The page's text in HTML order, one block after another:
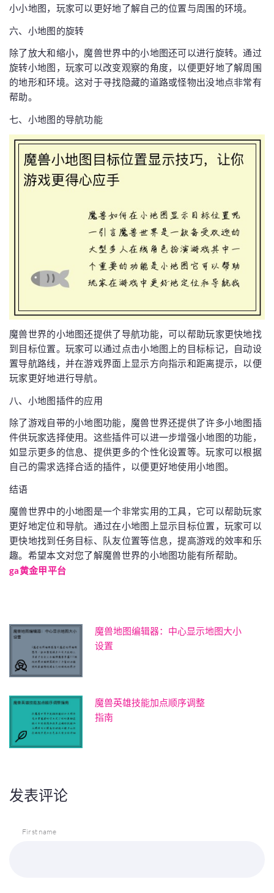
小小地图，玩家可以更好地了解自己的位置与周围的环境。
六、小地图的旋转
除了放大和缩小，魔兽世界中的小地图还可以进行旋转。通过
旋转小地图，玩家可以改变观察的角度，以便更好地了解周围
的地形和环境。这对于寻找隐藏的道路或怪物出没地点非常有
帮助。
七、小地图的导航功能
魔兽世界的小地图还提供了导航功能，可以帮助玩家更快地找
到目标位置。玩家可以通过点击小地图上的目标标记，自动设
置导航路线，并在游戏界面上显示方向指示和距离提示，以便
玩家更好地进行导航。
八、小地图插件的应用
除了游戏自带的小地图功能，魔兽世界还提供了许多小地图插
件供玩家选择使用。这些插件可以进一步增强小地图的功能，
如显示更多的信息、提供更多的个性化设置等。玩家可以根据
自己的需求选择合适的插件，以便更好地使用小地图。
结语
魔兽世界中的小地图是一个非常实用的工具，它可以帮助玩家
更好地定位和导航。通过在小地图上显示目标位置，玩家可以
更快地找到任务目标、队友位置等信息，提高游戏的效率和乐
趣。希望本文对您了解魔兽世界的小地图功能有所帮助。
ga黄金甲平台
魔兽地图编辑器：中心显示地图大小
设置
魔兽英雄技能加点顺序调整
指南
发表评论
First name